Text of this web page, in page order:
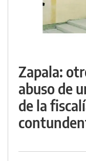
Zapala:
abuso de
de la